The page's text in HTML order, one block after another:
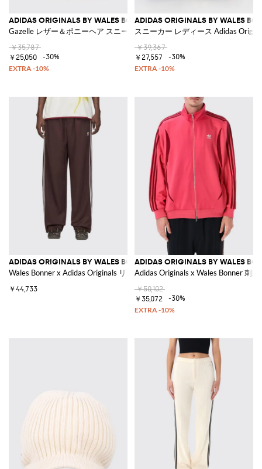
ADIDAS ORIGINALS BY WALES BONNER
Gazelle レザー＆ポニーヘア スニーカー
￥35,787
￥25,050
-30%
ADIDAS ORIGINALS BY WALES
スニーカー レディース Adidas
￥39,367
￥27,557
-30%
ADIDAS ORIGINALS BY WALES BONNER
Wales Bonner x Adidas Originals リサイクルコットンブレンド ワイドレッ
￥44,733
ADIDAS ORIGINALS BY WALES
Adidas Originals x Wales Bonner 刺
￥50,102
￥35,072
-30%